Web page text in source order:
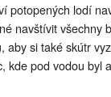
potopených lodí
navštívit všechny
si také skútr
kde pod vodou byl